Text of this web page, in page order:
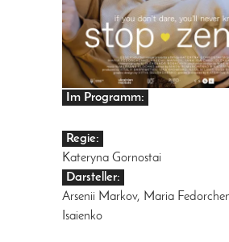
Im Programm:
Regie:
Kateryna Gornostai
Darsteller:
Arsenii Markov, Maria
Isaienko